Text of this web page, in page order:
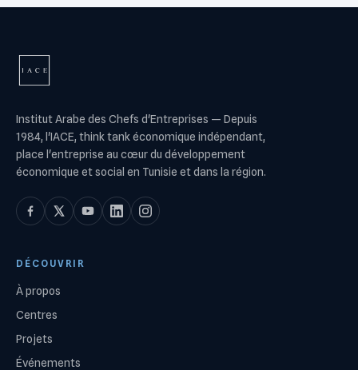
Institut Arabe des Chefs d'Entreprises — Depuis
1984, l'IACE, think tank économique indépendant,
place l'entreprise au cœur du développement
économique et social en Tunisie et dans la région.
DÉCOUVRIR
À propos
Centres
Projets
Événements